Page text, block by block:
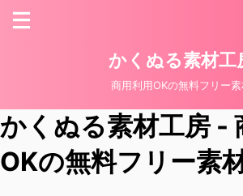
かくぬる素材工
商用利用OKの無料フリー
かくぬる素材工房 -
OKの無料フリー素